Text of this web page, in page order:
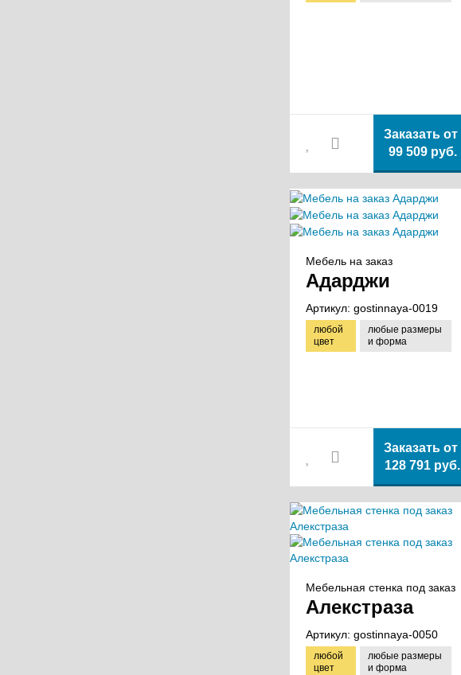
Заказать от
99 509 руб.
Мебель на заказ
Адарджи
Артикул: gostinnaya-0019
любой
цвет
любые размеры
и форма
Заказать от
128 791 руб.
Мебельная стенка под заказ
Алекстраза
Артикул: gostinnaya-0050
любой
цвет
любые размеры
и форма